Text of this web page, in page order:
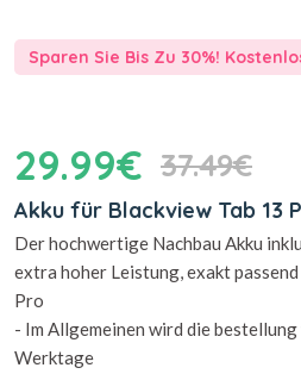
Sparen Sie Bis Zu 30%!
29.99€ 37.49€
Akku für Blackview Tab 13
Der hochwertige Nachbau Akku
extra hoher Leistung, exakt
Pro
- Im Allgemeinen wird die
Werktage